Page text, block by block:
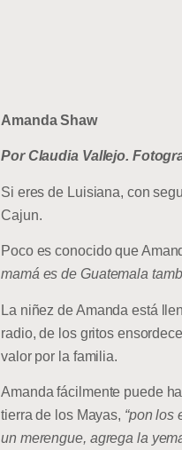
Amanda Shaw
Por Claudia Vallejo.
Si eres de Luisiana, con
Cajun.
Poco es conocido que
mamá es de Guatemala
La niñez de Amanda está
radio, de los gritos
valor por la familia.
Amanda fácilmente puede
tierra de los Mayas, “pon los
un merengue, agrega la